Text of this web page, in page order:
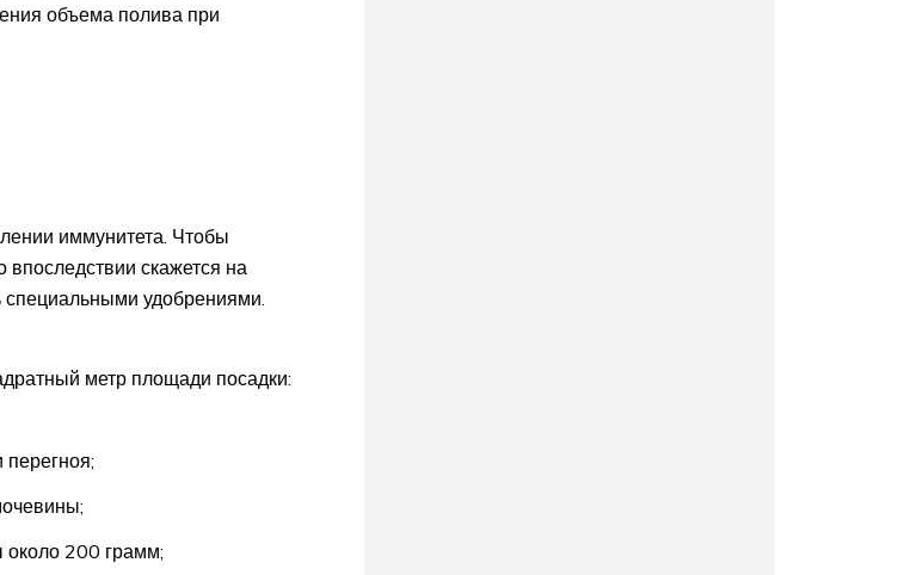
объема полива при
иммунитета. Чтобы
впоследствии скажется на
специальными удобрениями.
метр площади посадки:
около 200 грамм;